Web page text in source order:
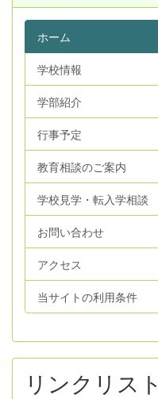
ホーム
学校情報
学部紹介
行事予定
教育相談のご案内
学校見学・転入学相談
お問い合わせ
アクセス
当サイトの利用条件
リンクリスト